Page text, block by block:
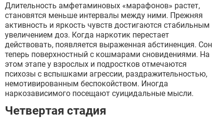
Длительность амфетаминовых «марафонов» растет,
становятся меньше интервалы между ними. Прежняя
активность и яркость чувств достигаются стабильным
увеличением доз. Когда наркотик перестает
действовать, появляется выраженная абстиненция. Сон
теперь поверхностный с кошмарами сновидениями. На
этом этапе у взрослых и подростков отмечаются
психозы с вспышками агрессии, раздражительностью,
немотивированным беспокойством. Иногда
наркозависимого посещают суицидальные мысли.
Четвертая стадия